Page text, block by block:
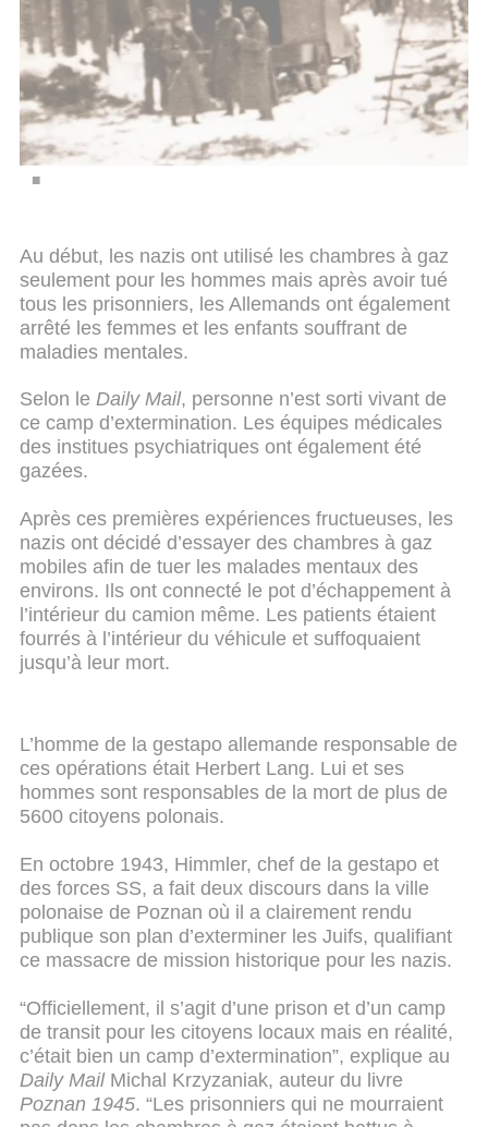
Au début, les nazis ont utilisé les chambres à gaz
seulement pour les hommes mais après avoir tué
tous les prisonniers, les Allemands ont également
arrêté les femmes et les enfants souffrant de
maladies mentales.
Selon le Daily Mail, personne n’est sorti vivant de
ce camp d’extermination. Les équipes médicales
des institues psychiatriques ont également été
gazées.
Après ces premières expériences fructueuses, les
nazis ont décidé d’essayer des chambres à gaz
mobiles afin de tuer les malades mentaux des
environs. Ils ont connecté le pot d’échappement à
l’intérieur du camion même. Les patients étaient
fourrés à l’intérieur du véhicule et suffoquaient
jusqu’à leur mort.
L’homme de la gestapo allemande responsable de
ces opérations était Herbert Lang. Lui et ses
hommes sont responsables de la mort de plus de
5600 citoyens polonais.
En octobre 1943, Himmler, chef de la gestapo et
des forces SS, a fait deux discours dans la ville
polonaise de Poznan où il a clairement rendu
publique son plan d’exterminer les Juifs, qualifiant
ce massacre de mission historique pour les nazis.
“Officiellement, il s’agit d’une prison et d’un camp
de transit pour les citoyens locaux mais en réalité,
c’était bien un camp d’extermination”, explique au
Daily MailMichal Krzyzaniak, auteur du livre
Poznan 1945. “Les prisonniers qui ne mourraient